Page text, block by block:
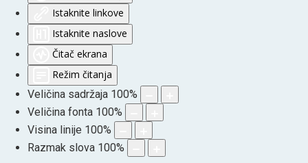
Istaknite linkove
Istaknite naslove
Čitač ekrana
Režim čitanja
Veličina sadržaja 100%
Veličina fonta 100%
Visina linije 100%
Razmak slova 100%